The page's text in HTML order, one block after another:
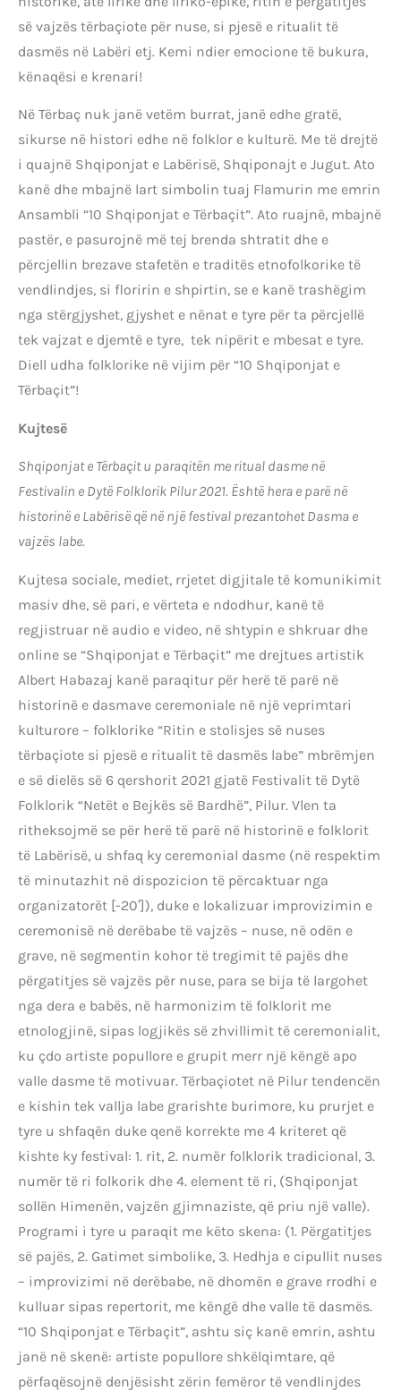
së vajzës tërbaçiote për nuse, si pjesë e ritualit të
dasmës në Labëri etj. Kemi ndier emocione të bukura,
kënaqësi e krenari!
Në Tërbaç nuk janë vetëm burrat, janë edhe gratë,
sikurse në histori edhe në folklor e kulturë. Me të drejtë
i quajnë Shqiponjat e Labërisë, Shqiponajt e Jugut. Ato
kanë dhe mbajnë lart simbolin tuaj Flamurin me emrin
Ansambli “10 Shqiponjat e Tërbaçit”. Ato ruajnë, mbajnë
pastër, e pasurojnë më tej brenda shtratit dhe e
përcjellin brezave stafetën e traditës etnofolkorike të
vendlindjes, si floririn e shpirtin, se e kanë trashëgim
nga stërgjyshet, gjyshet e nënat e tyre për ta përcjellë
tek vajzat e djemtë e tyre, tek nipërit e mbesat e tyre.
Diell udha folklorike në vijim për “10 Shqiponjat e
Tërbaçit”!
Kujtesë
Shqiponjat e Tërbaçit u paraqitën me ritual dasme në
Festivalin e Dytë Folklorik Pilur 2021. Është hera e parë në
historinë e Labërisë që në një festival prezantohet Dasma e
vajzës labe.
Kujtesa sociale, mediet, rrjetet digjitale të komunikimit
masiv dhe, së pari, e vërteta e ndodhur, kanë të
regjistruar në audio e video, në shtypin e shkruar dhe
online se “Shqiponjat e Tërbaçit” me drejtues artistik
Albert Habazaj kanë paraqitur për herë të parë në
historinë e dasmave ceremoniale në një veprimtari
kulturore – folklorike “Ritin e stolisjes së nuses
tërbaçiote si pjesë e ritualit të dasmës labe” mbrëmjen
e së dielës së 6 qershorit 2021 gjatë Festivalit të Dytë
Folklorik “Netët e Bejkës së Bardhë”, Pilur. Vlen ta
ritheksojmë se për herë të parë në historinë e folklorit
të Labërisë, u shfaq ky ceremonial dasme (në respektim
të minutazhit në dispozicion të përcaktuar nga
organizatorët [-20′]), duke e lokalizuar improvizimin e
ceremonisë në derëbabe të vajzës – nuse, në odën e
grave, në segmentin kohor të tregimit të pajës dhe
përgatitjes së vajzës për nuse, para se bija të largohet
nga dera e babës, në harmonizim të folklorit me
etnologjinë, sipas logjikës së zhvillimit të ceremonialit,
ku çdo artiste popullore e grupit merr një këngë apo
valle dasme të motivuar. Tërbaçiotet në Pilur tendencën
e kishin tek vallja labe grarishte burimore, ku prurjet e
tyre u shfaqën duke qenë korrekte me 4 kriteret që
kishte ky festival: 1. rit, 2. numër folklorik tradicional, 3.
numër të ri folkorik dhe 4. element të ri, (Shqiponjat
sollën Himenën, vajzën gjimnaziste, që priu një valle).
Programi i tyre u paraqit me këto skena: (1. Përgatitjes
së pajës, 2. Gatimet simbolike, 3. Hedhja e cipullit nuses
– improvizimi në derëbabe, në dhomën e grave rrodhi e
kulluar sipas repertorit, me këngë dhe valle të dasmës.
“10 Shqiponjat e Tërbaçit”, ashtu siç kanë emrin, ashtu
janë në skenë: artiste popullore shkëlqimtare, që
përfaqësojnë denjësisht zërin femëror të vendlinjdes